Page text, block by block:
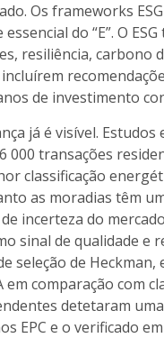
Os frameworks
do “E”. O
resiliência, carbono
incluírem
de investimento
já é visível.
000 transações
classificação
as moradias têm
incerteza do
sinal de qualidade e
seleção de Heckman,
em comparação com
detetaram
EPC e o verificado